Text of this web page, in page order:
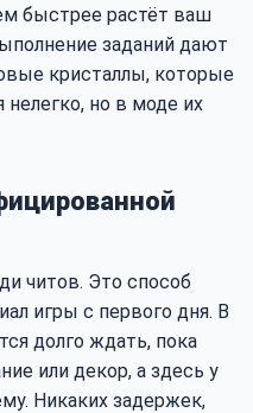
быстрее растёт ваш
заданий дают
кристаллы, которые
но в моде их
читов. Это способ
игры с первого дня. В
долго ждать, пока
или декор, а здесь у
Никаких задержек,